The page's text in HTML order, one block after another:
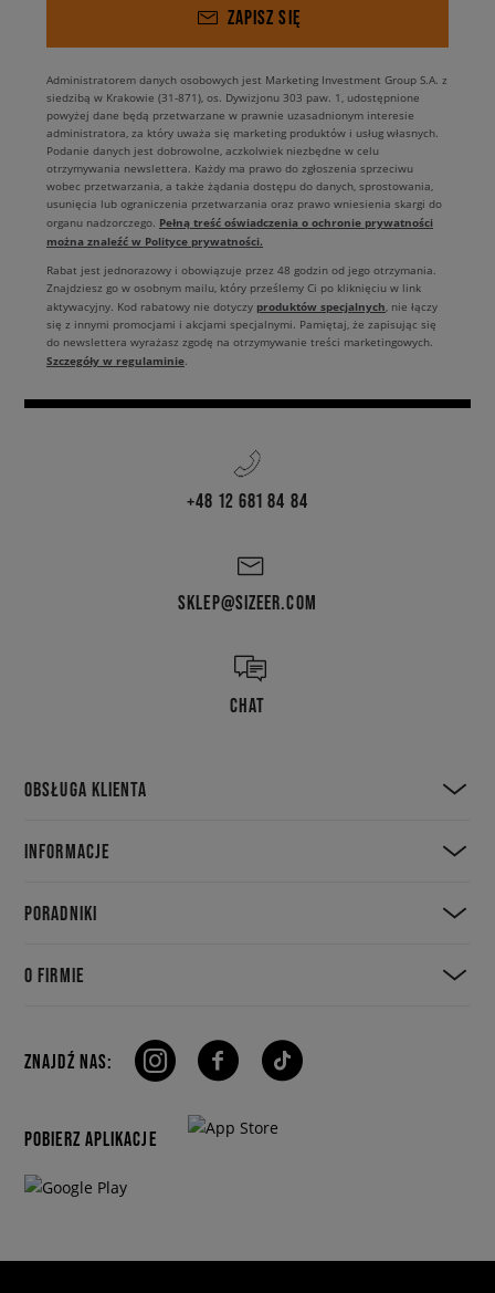
ZAPISZ SIĘ
Administratorem danych osobowych jest Marketing Investment Group S.A. z
siedzibą w Krakowie (31-871), os. Dywizjonu 303 paw. 1, udostępnione
powyżej dane będą przetwarzane w prawnie uzasadnionym interesie
administratora, za który uważa się marketing produktów i usług własnych.
Podanie danych jest dobrowolne, aczkolwiek niezbędne w celu
otrzymywania newslettera. Każdy ma prawo do zgłoszenia sprzeciwu
wobec przetwarzania, a także żądania dostępu do danych, sprostowania,
usunięcia lub ograniczenia przetwarzania oraz prawo wniesienia skargi do
organu nadzorczego. Pełną treść oświadczenia o ochronie prywatności
można znaleźć w Polityce prywatności.
Rabat jest jednorazowy i obowiązuje przez 48 godzin od jego otrzymania.
Znajdziesz go w osobnym mailu, który prześlemy Ci po kliknięciu w link
aktywacyjny. Kod rabatowy nie dotyczy produktów specjalnych, nie łączy
się z innymi promocjami i akcjami specjalnymi. Pamiętaj, że zapisując się
do newslettera wyrażasz zgodę na otrzymywanie treści marketingowych.
Szczegóły w regulaminie.
+48 12 681 84 84
SKLEP@SIZEER.COM
CHAT
OBSŁUGA KLIENTA
INFORMACJE
PORADNIKI
O FIRMIE
ZNAJDŹ NAS:
POBIERZ APLIKACJE